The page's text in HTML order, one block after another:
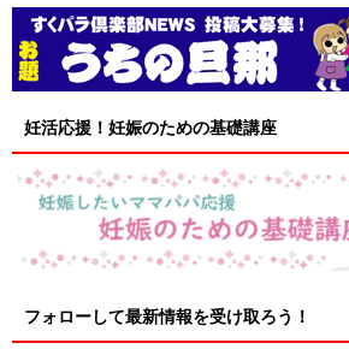
妊活応援！妊娠のための基礎講座
フォローして最新情報を受け取ろう！